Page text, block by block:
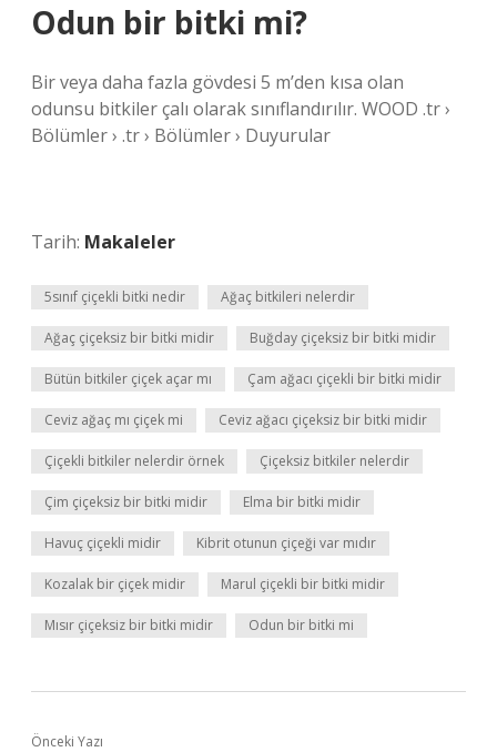
Odun bir bitki mi?
Bir veya daha fazla gövdesi 5 m’den kısa olan
odunsu bitkiler çalı olarak sınıflandırılır. WOOD .tr ›
Bölümler › .tr › Bölümler › Duyurular
Tarih: Makaleler
5sınıf çiçekli bitki nedir Ağaç bitkileri nelerdir
Ağaç çiçeksiz bir bitki midir Buğday çiçeksiz bir bitki midir
Bütün bitkiler çiçek açar mı Çam ağacı çiçekli bir bitki midir
Ceviz ağaç mı çiçek mi Ceviz ağacı çiçeksiz bir bitki midir
Çiçekli bitkiler nelerdir örnek Çiçeksiz bitkiler nelerdir
Çim çiçeksiz bir bitki midir Elma bir bitki midir
Havuç çiçekli midir Kibrit otunun çiçeği var mıdır
Kozalak bir çiçek midir Marul çiçekli bir bitki midir
Mısır çiçeksiz bir bitki midir Odun bir bitki mi
Önceki Yazı